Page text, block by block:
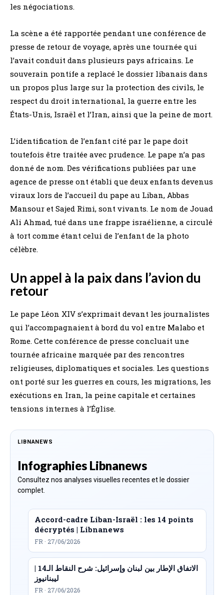
les négociations.
La scène a été rapportée pendant une conférence de
presse de retour de voyage, après une tournée qui
l’avait conduit dans plusieurs pays africains. Le
souverain pontife a replacé le dossier libanais dans
un propos plus large sur la protection des civils, le
respect du droit international, la guerre entre les
États-Unis, Israël et l’Iran, ainsi que la peine de mort.
L’identification de l’enfant cité par le pape doit
toutefois être traitée avec prudence. Le pape n’a pas
donné de nom. Des vérifications publiées par une
agence de presse ont établi que deux enfants devenus
viraux lors de l’accueil du pape au Liban, Abbas
Mansour et Sajed Rimi, sont vivants. Le nom de Jouad
Ali Ahmad, tué dans une frappe israélienne, a circulé
à tort comme étant celui de l’enfant de la photo
célèbre.
Un appel à la paix dans l’avion du
retour
Le pape Léon XIV s’exprimait devant les journalistes
qui l’accompagnaient à bord du vol entre Malabo et
Rome. Cette conférence de presse concluait une
tournée africaine marquée par des rencontres
religieuses, diplomatiques et sociales. Les questions
ont porté sur les guerres en cours, les migrations, les
exécutions en Iran, la peine capitale et certaines
tensions internes à l’Église.
LIBNANEWS
Infographies Libnanews
Consultez nos analyses visuelles recentes et le dossier
complet.
Accord-cadre Liban-Israël : les 14 points
décryptés | Libnanews
FR · 27/06/2026
الاتفاق الإطار بين لبنان وإسرائيل: شرح النقاط الـ14 |
ليبنانيوز
FR · 27/06/2026